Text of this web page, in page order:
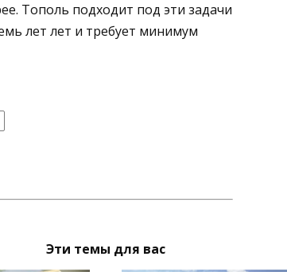
Тополь подходит под эти задачи
лет лет и требует минимум
Эти темы для вас